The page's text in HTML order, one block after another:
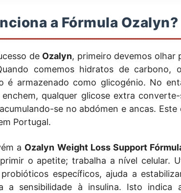
a Fórmula Ozalyn?
de Ozalyn, primeiro devemos olhar
comemos hidratos de carbono,
é armazenado como glicogénio. No
enchem, qualquer glicose extra
se no abdómen e ancas.
Portugal.
a Ozalyn Weight Loss Support
o apetite; trabalha a nível celular.
específicos, ajuda a
a sensibilidade à insulina. Isto